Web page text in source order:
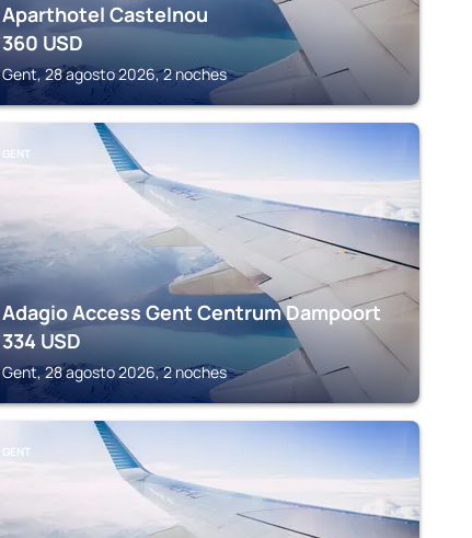
Aparthotel Castelnou
360 USD
Gent, 28 agosto 2026, 2 noches
GENT
Adagio Access Gent Centrum Dampoort
334 USD
Gent, 28 agosto 2026, 2 noches
GENT